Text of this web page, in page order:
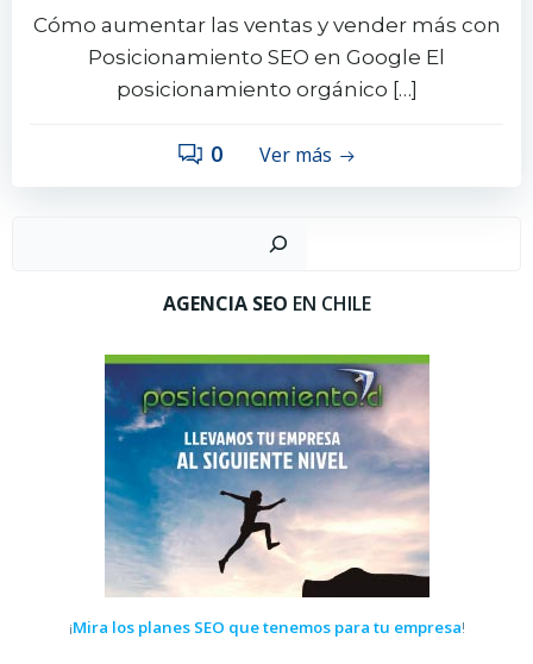
Cómo aumentar las ventas y vender más con
Posicionamiento SEO en Google El
posicionamiento orgánico […]
0 Ver más
AGENCIA SEO EN CHILE
¡Mira los planes SEO que tenemos para tu empresa!